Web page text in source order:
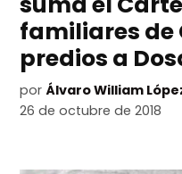
familiares de
predios a
por Álvaro William
26 de octubre de 2018